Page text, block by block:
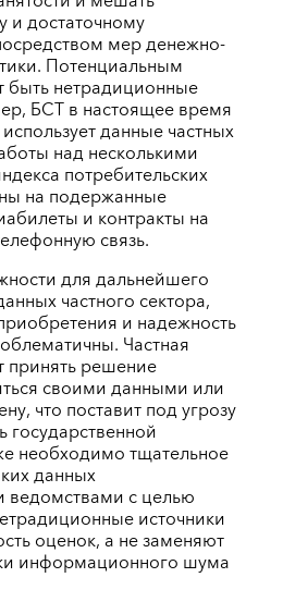
и достаточному
мер денежно-
Потенциальным
нетрадиционные
БСТ в настоящее время
данные частных
над несколькими
потребительских
на подержанные
и контракты на
связь.
для дальнейшего
частного сектора,
и надежность
Частная
решение
своими данными или
что поставит под угрозу
государственной
необходимо тщательное
данных
ведомствами с целью
источники
оценок, а не заменяют
информационного шума